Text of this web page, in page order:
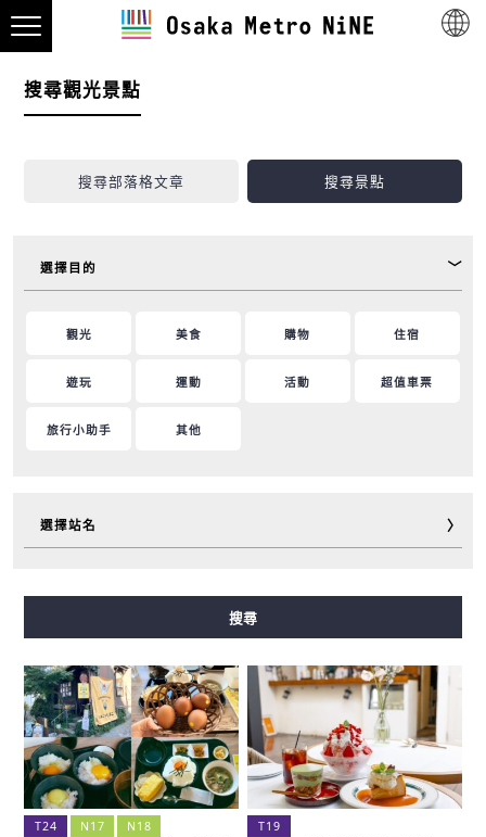
搜尋觀光景點
搜尋部落格文章 搜尋景點
選擇目的
觀光 美食 購物 住宿
遊玩 運動 活動 超值車票
旅行小助手 其他
選擇站名
搜尋
T24 N17 N18 T19